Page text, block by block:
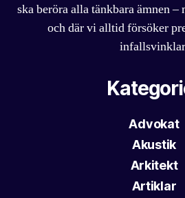
ska beröra alla tänkbara ämnen
och där vi alltid försöker
Advokat
Akustik
Arkitekt
Artiklar